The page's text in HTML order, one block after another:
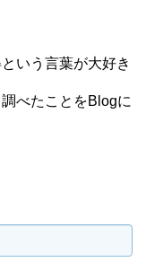
いう言葉が大好き
べたことをBlogに